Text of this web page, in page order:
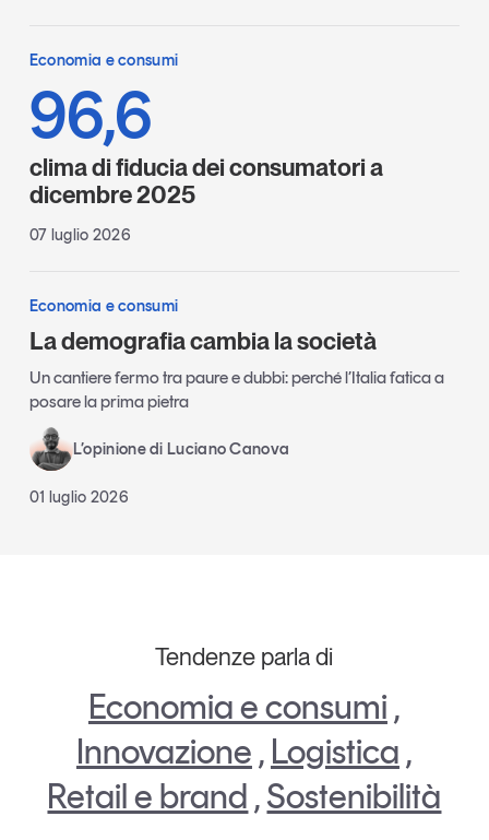
Economia e consumi
96,6
clima di fiducia dei consumatori a
dicembre 2025
07 luglio 2026
Economia e consumi
La demografia cambia la società
Un cantiere fermo tra paure e dubbi: perché l’Italia fatica a
posare la prima pietra
L’opinione di Luciano Canova
01 luglio 2026
Tendenze parla di
Economia e consumi ,
Innovazione , Logistica ,
Retail e brand ,Sostenibilità